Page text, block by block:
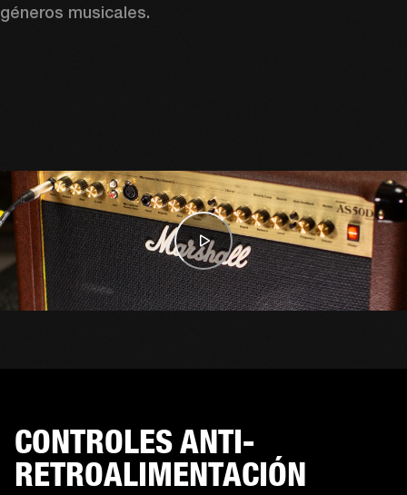
géneros musicales.
CONTROLES ANTI-
RETROALIMENTACIÓN